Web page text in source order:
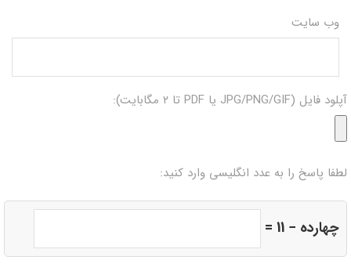
وب‌ سایت
آپلود فایل (JPG/PNG/GIF یا PDF تا ۲ مگابایت):
لطفا پاسخ را به عدد انگلیسی وارد کنید:
چهارده − 11 =